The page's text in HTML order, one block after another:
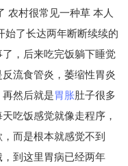
农村很常见一种草 本人
始了长达两年断断续续的
，后来吃完饭躺下睡觉
流食管炎，萎缩性胃炎
然后就是胃胀肚子很多
吃饭感觉就像走程序，
而是根本就感觉不到
到这里胃病已经两年